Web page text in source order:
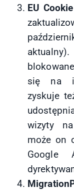
EU
się na
zyskuje
wizyty
może on
Google